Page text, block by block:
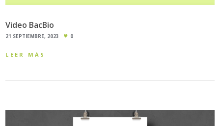
Video BacBio
21 SEPTIEMBRE, 2023 0
LEER MÁS